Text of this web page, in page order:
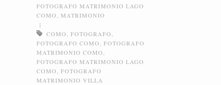
FOTOGRAFO MATRIMONIO LAGO
COMO, MATRIMONIO
|
COMO, FOTOGRAFO,
FOTOGRAFO COMO, FOTOGRAFO
MATRIMONIO COMO,
FOTOGRAFO MATRIMONIO LAGO
COMO, FOTOGRAFO
MATRIMONIO VILLA